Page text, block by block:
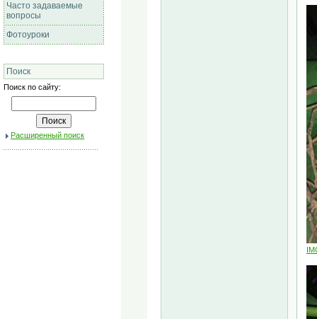
Часто задаваемые
вопросы
Фотоуроки
Поиск
Поиск по сайту:
Расширенный поиск